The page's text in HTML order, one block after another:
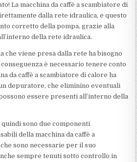
La macchina da caffè a scambiatore di
dalla rete idraulica, e questo
corretto della pompa, grazie alla
della rete idraulica.
che viene presa dalla rete ha bisogno
è necessario tenere conto
da caffè a scambiatore di calore ha
depuratore, che eliminino eventuali
essere presenti all’interno della
sono due componenti
della macchina da caffè a
sono necessarie per il suo
sempre tenuti sotto controllo in